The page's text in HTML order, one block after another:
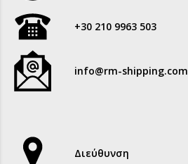
+30 210 9963 503
info@rm-shipping.com
Διεύθυνση